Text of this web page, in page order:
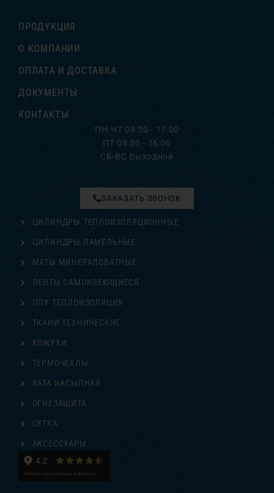
ПРОДУКЦИЯ
О КОМПАНИИ
ОПЛАТА И ДОСТАВКА
ДОКУМЕНТЫ
КОНТАКТЫ
ПН-ЧТ 08:30 - 17:00
ПТ 08:30 - 16:00
СБ-ВС Выходной
ЦИЛИНДРЫ ТЕПЛОИЗОЛЯЦИОННЫЕ
ЦИЛИНДРЫ ЛАМЕЛЬНЫЕ
МАТЫ МИНЕРАЛОВАТНЫЕ
ЛЕНТЫ САМОКЛЕЮЩИЕСЯ
ППУ ТЕПЛОИЗОЛЯЦИЯ
ТКАНИ ТЕХНИЧЕСКИЕ
ЗАКАЗАТЬ ЗВОНОК
КОЖУХИ
ТЕРМОЧЕХЛЫ
ВАТА НАСЫПНАЯ
ОГНЕЗАЩИТА
СЕТКА
АКСЕССУАРЫ